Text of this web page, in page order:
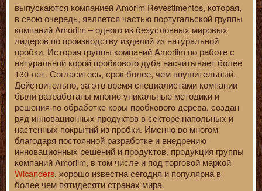
выпускаются компанией Amorim Revestimentos, которая,
в свою очередь, является частью португальской группы
компаний Amoriim – одного из безусловных мировых
лидеров по производству изделий из натуральной
пробки. История группы компаний Amoriim по работе с
натуральной корой пробкового дуба насчитывает более
130 лет. Согласитесь, срок более, чем внушительный.
Действительно, за это время специалистами компании
были разработаны многие уникальные методики и
решения по обработке коры пробкового дерева, создан
ряд инновационных продуктов в секторе напольных и
настенных покрытий из пробки. Именно во многом
благодаря постоянной разработке и внедрению
инновационных решений и продуктов, продукция группы
компаний Amoriim, в том числе и под торговой маркой
Wicanders, хорошо известна сегодня и популярна в
более чем пятидесяти странах мира.